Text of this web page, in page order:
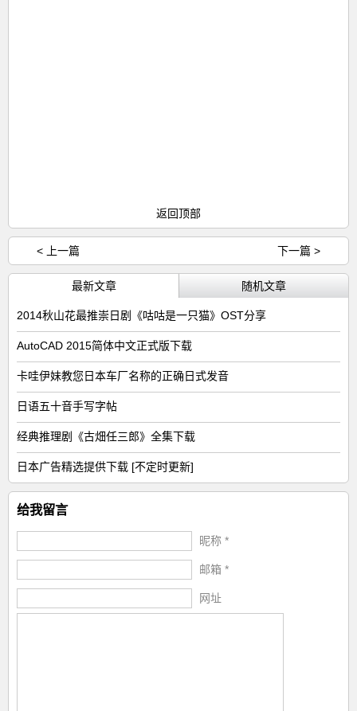
返回顶部
< 上一篇 下一篇 >
最新文章 随机文章
2014秋山花最推崇日剧《咕咕是一只猫》OST分享
AutoCAD 2015简体中文正式版下载
卡哇伊妹教您日本车厂名称的正确日式发音
日语五十音手写字帖
经典推理剧《古畑任三郎》全集下载
日本广告精选提供下载 [不定时更新]
给我留言
昵称 *
邮箱 *
网址